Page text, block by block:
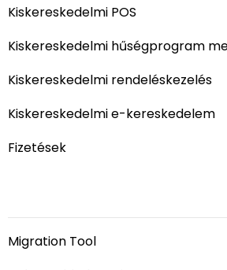
Kiskereskedelmi POS
Kiskereskedelmi hűségprogram
Kiskereskedelmi rendeléskezelés
Kiskereskedelmi e-kereskedelem
Fizetések
Migration Tool